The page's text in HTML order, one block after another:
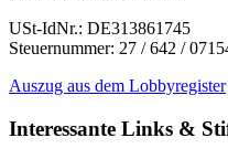
USt-IdNr.: DE313861745
Steuernummer: 27 / 642 /
Auszug aus dem Lobbyregister
Interessante Links &